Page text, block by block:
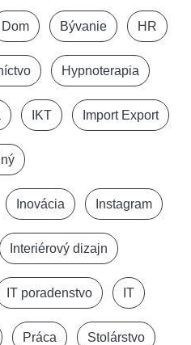
Dom Bývanie HR
Hypnoterapia
IKT Import Export
Inovácia Instagram
Interiérový dizajn
IT poradenstvo IT
Práca Stolárstvo